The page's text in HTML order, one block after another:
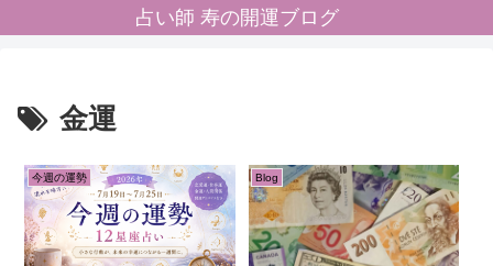
占い師 寿の開運ブログ
金運
今週の運勢 Blog